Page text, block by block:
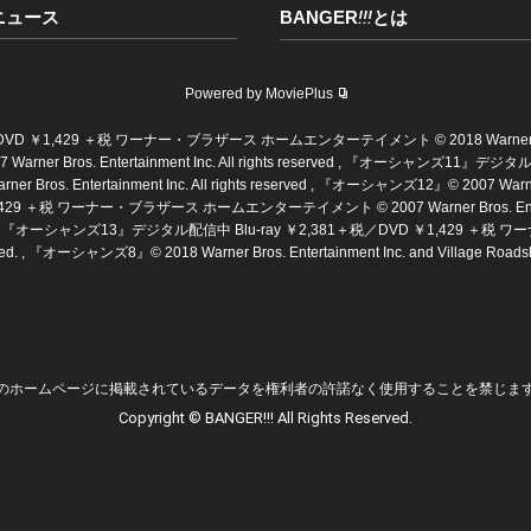
ュース BANGER!!!とは
Powered by MoviePlus
￥1,429 ＋税 ワーナー・ブラザース ホームエンターテイメント © 2018
Bros. Entertainment Inc. All rights reserved , 『オーシャンズ11』デジタ
Bros. Entertainment Inc. All rights reserved , 『オーシャンズ12』© 2007
＋税 ワーナー・ブラザース ホームエンターテイメント © 2007 Warner Bros.
オーシャンズ13』デジタル配信中 Blu-ray ￥2,381＋税／DVD ￥1,429 ＋税 ワ
, 『オーシャンズ8』© 2018 Warner Bros. Entertainment Inc. and Village
ホームページに掲載されているデータを権利者の許諾なく使用することを禁じま
Copyright © BANGER!!! All Rights Reserved.